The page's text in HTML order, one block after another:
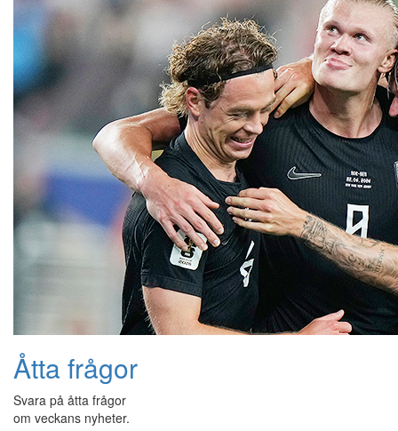
Åtta frågor
Svara på åtta frågor
om veckans nyheter.